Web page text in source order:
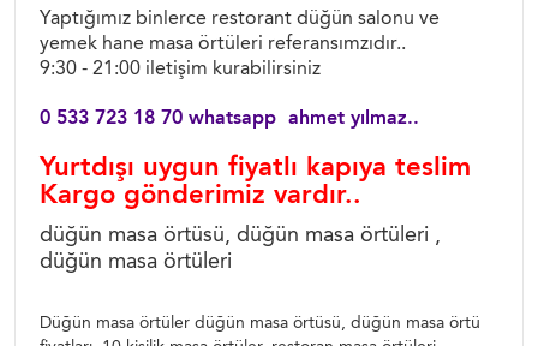
Yaptığımız binlerce restorant düğün salonu ve
yemek hane masa örtüleri referansımzıdır..
9:30 - 21:00 iletişim kurabilirsiniz
0 533 723 18 70 whatsapp ahmet yılmaz..
Yurtdışı uygun fiyatlı kapıya teslim
Kargo gönderimiz vardır..
düğün masa örtüsü, düğün masa örtüleri ,
düğün masa örtüleri
Düğün masa örtüler düğün masa örtüsü, düğün masa örtü